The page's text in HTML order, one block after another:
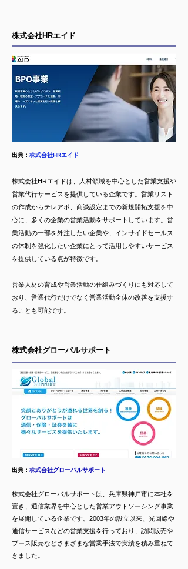
株式会社HRエイド
出典： 株式会社HRエイド
株式会社HRエイドは、人材領域を中心とした営業支援や
営業代行サービスを提供している企業です。営業リスト
の作成からテレアポ、商談設定までの新規開拓支援を中
心に、多くの企業の営業活動をサポートしています。営
業活動の一部を外注したい企業や、インサイドセールス
の体制を強化したい企業にとって活用しやすいサービス
を提供している点が特徴です。
営業人材の育成や営業活動の仕組みづくりにも対応して
おり、営業代行だけでなく営業活動全体の改善を支援す
ることも可能です。
株式会社グローバルサポート
​​出典： 株式会社グローバルサポート
株式会社グローバルサポートは、兵庫県神戸市に本社を
置き、通信業界を中心とした営業アウトソーシング事業
を展開している企業です。2003年の設立以来、光回線や
通信サービスなどの営業支援を行っており、訪問販売や
ブース販売などさまざまな営業手法で実績を積み重ねて
きました。